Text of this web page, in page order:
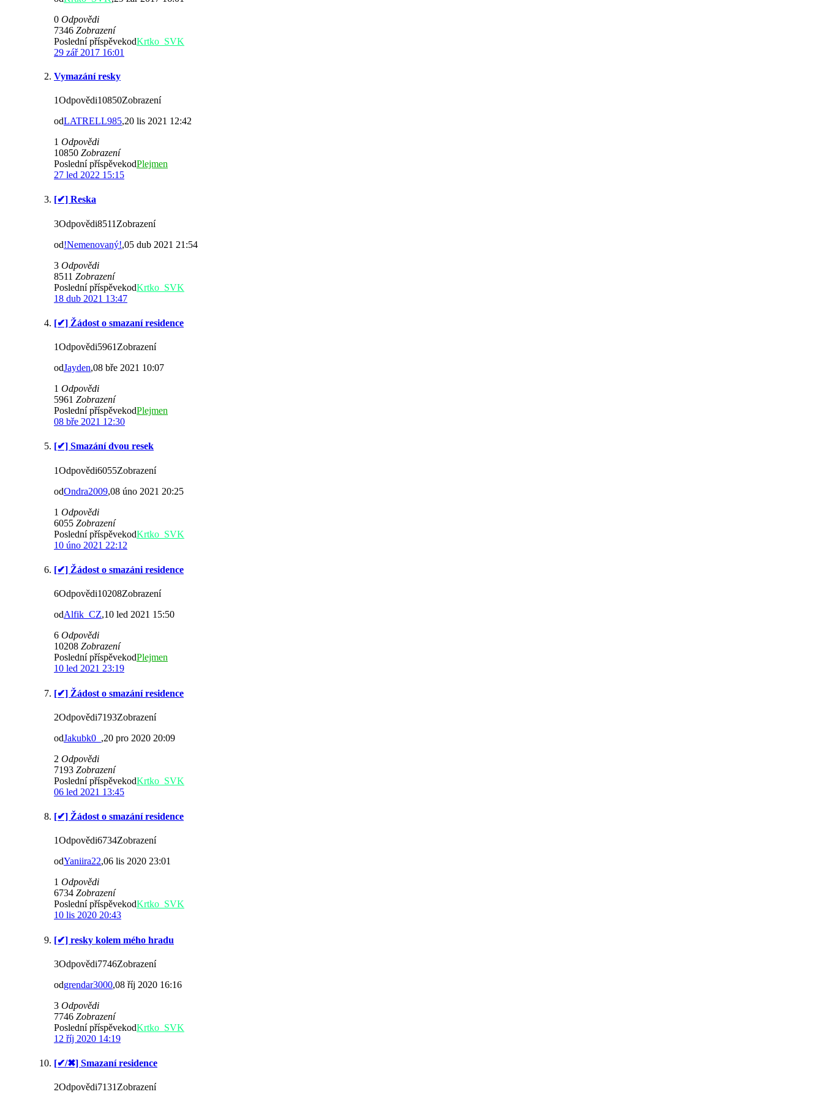
0 Odpovědi
7346 Zobrazení
Poslední příspěvekodKrtko_SVK
29 zář 2017 16:01
Vymazání resky
1Odpovědi10850Zobrazení
odLATRELL985,20 lis 2021 12:42
1 Odpovědi
10850 Zobrazení
Poslední příspěvekodPlejmen
27 led 2022 15:15
[✔] Reska
3Odpovědi8511Zobrazení
od!Nemenovaný!,05 dub 2021 21:54
3 Odpovědi
8511 Zobrazení
Poslední příspěvekodKrtko_SVK
18 dub 2021 13:47
[✔] Žádost o smazaní residence
1Odpovědi5961Zobrazení
odJayden,08 bře 2021 10:07
1 Odpovědi
5961 Zobrazení
Poslední příspěvekodPlejmen
08 bře 2021 12:30
[✔] Smazání dvou resek
1Odpovědi6055Zobrazení
odOndra2009,08 úno 2021 20:25
1 Odpovědi
6055 Zobrazení
Poslední příspěvekodKrtko_SVK
10 úno 2021 22:12
[✔] Žádost o smazáni residence
6Odpovědi10208Zobrazení
odAlfik_CZ,10 led 2021 15:50
6 Odpovědi
10208 Zobrazení
Poslední příspěvekodPlejmen
10 led 2021 23:19
[✔] Žádost o smazání residence
2Odpovědi7193Zobrazení
odJakubk0_ ,20 pro 2020 20:09
2 Odpovědi
7193 Zobrazení
Poslední příspěvekodKrtko_SVK
06 led 2021 13:45
[✔] Žádost o smazání residence
1Odpovědi6734Zobrazení
odYaniira22,06 lis 2020 23:01
1 Odpovědi
6734 Zobrazení
Poslední příspěvekodKrtko_SVK
10 lis 2020 20:43
[✔] resky kolem mého hradu
3Odpovědi7746Zobrazení
odgrendar3000,08 říj 2020 16:16
3 Odpovědi
7746 Zobrazení
Poslední příspěvekodKrtko_SVK
12 říj 2020 14:19
[✔/✖] Smazaní residence
2Odpovědi7131Zobrazení